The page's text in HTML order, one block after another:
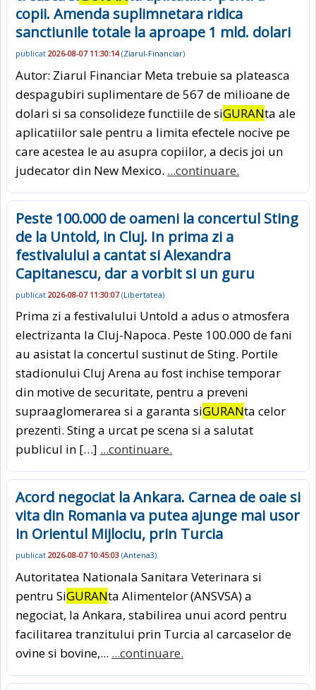
copii. Amenda suplimnetara ridica
sanctiunile totale la aproape 1 mld. dolari
publicat 2026-08-07 11:30:14(Ziarul-Financiar)
Autor: Ziarul Financiar Meta trebuie sa plateasca
despagubiri suplimentare de 567 de milioane de
dolari si sa consolideze functiile de siGURANta ale
aplicatiilor sale pentru a limita efectele nocive pe
care acestea le au asupra copiilor, a decis joi un
judecator din New Mexico. ...continuare.
Peste 100.000 de oameni la concertul Sting
de la Untold, in Cluj. In prima zi a
festivalului a cantat si Alexandra
Capitanescu, dar a vorbit si un guru
publicat 2026-08-07 11:30:07(Libertatea)
Prima zi a festivalului Untold a adus o atmosfera
electrizanta la Cluj-Napoca. Peste 100.000 de fani
au asistat la concertul sustinut de Sting. Portile
stadionului Cluj Arena au fost inchise temporar
din motive de securitate, pentru a preveni
supraaglomerarea si a garanta siGURANta celor
prezenti. Sting a urcat pe scena si a salutat
publicul in […] ...continuare.
Acord negociat la Ankara. Carnea de oaie si
vita din Romania va putea ajunge mai usor
in Orientul Mijlociu, prin Turcia
publicat 2026-08-07 10:45:03 (Antena3)
Autoritatea Nationala Sanitara Veterinara si
pentru SiGURANta Alimentelor (ANSVSA) a
negociat, la Ankara, stabilirea unui acord pentru
facilitarea tranzitului prin Turcia al carcaselor de
ovine si bovine,... ...continuare.